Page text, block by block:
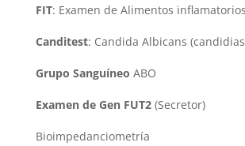
FIT: Examen de Alimentos
Canditest: Candida Albicans
Grupo Sanguíneo ABO
Examen de Gen FUT2(Secretor)
Bioimpedanciometría